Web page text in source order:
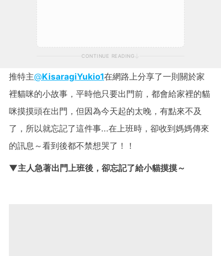
CONTINUE READING
推特主@KisaragiYukio1在網路上分享了一則關於家
裡貓咪的小故事，平時他只要出門前，都會給家裡的貓
咪摸摸頭在出門，但因為今天起的太晚，有點來不及
了，所以就忘記了這件事...在上班時，卻收到媽媽傳來
的訊息～看到後都不禁想哭了！！
▼主人急著出門上班後，卻忘記了給小貓摸摸～